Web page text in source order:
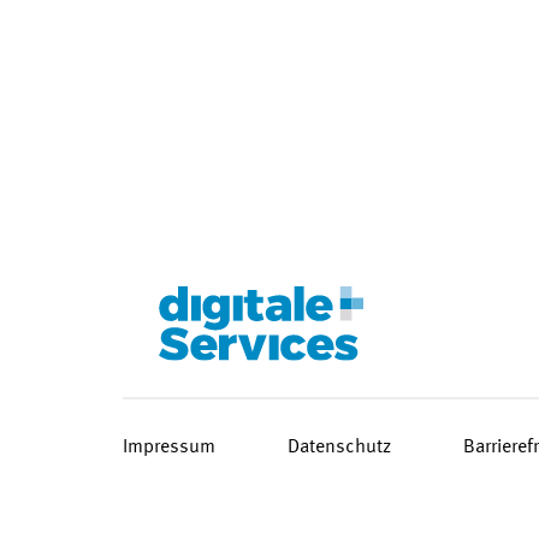
Impressum Datenschutz